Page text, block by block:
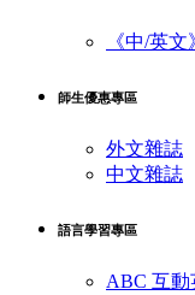
《中/英文
師生優惠專區
外文雜誌
中文雜誌
語言學習專區
ABC 互動